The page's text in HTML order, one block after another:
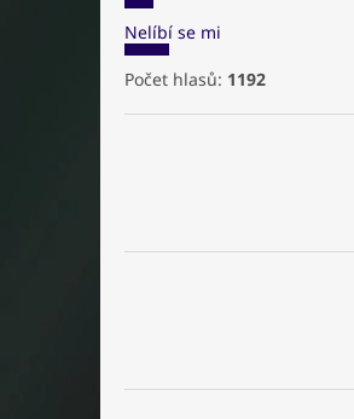
Nelíbí se mi
Počet hlasů: 1192